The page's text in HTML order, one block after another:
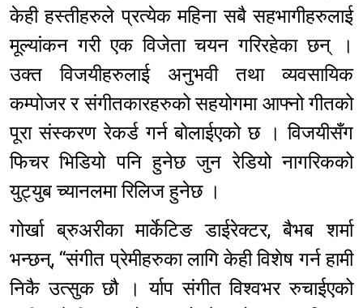
केही हस्तीहरुले प्रत्येक महिना सबै सहभागीहरुलाई
मूल्यांकन गरी एक विजेता चयन गरिरहेका छन् ।
उक्त विजयीहरुलाई अनुभवी तथा व्यवसायिक
कम्पोजर र संगीतकारहरुको सहयोगमा आफ्नो गीतको
पूरा संस्करण रेकर्ड गर्न बोलाईएको छ । विजयीसँग
फिचर भिडियो पनि हुनेछ जुन रेडियो नागरिकको
युट्युब च्यानलमा रिलिज हुनेछ ।
गोर्खा ब्रुअरीका मार्केटिङ डाईरेक्टर, बैभब शर्मा
भन्छन्, “संगीत प्रेमीहरुका लागि केही विशेष गर्न हामी
निकै उत्सुक छौ । र्याप संगीत विश्वभर रुचाईएको